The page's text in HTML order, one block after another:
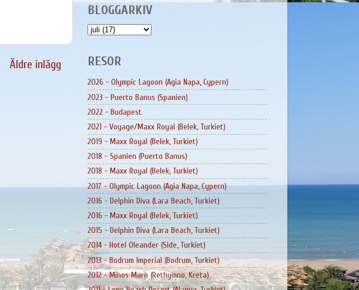
Äldre inlägg
BLOGGARKIV
RESOR
2026 - Olympic Lagoon (Agia Napa, Cypern)
2023 - Puerto Banus (Spanien)
2022 - Budapest
2021 - Voyage/Maxx Royal (Belek, Turkiet)
2019 - Maxx Royal (Belek, Turkiet)
2018 - Spanien (Puerto Banus)
2018 - Maxx Royal (Belek, Turkiet)
2017 - Olympic Lagoon (Agia Napa, Cypern)
2016 - Delphin Diva (Lara Beach, Turkiet)
2016 - Maxx Royal (Belek, Turkiet)
2015 - Delphin Diva (Lara Beach, Turkiet)
2014 - Hotel Oleander (Side, Turkiet)
2013 - Bodrum Imperial (Bodrum, Turkiet)
2012 - Minos Mare (Rethymno, Kreta)